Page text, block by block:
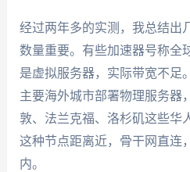
经过两年多的实测，我总结出
数量重要。有些加速器号称全
是虚拟服务器，实际带宽不足
主要海外城市部署物理服务器
敦、法兰克福、洛杉矶这些华
这种节点距离近，骨干网直连
内。